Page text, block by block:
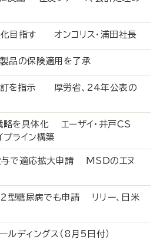
目指す オンコリス・浦田社長
製品の保険適用を了承
訂を指示 厚労省、24年公表の
略を具体化 エーザイ・井戸CS
プライン構築
与で適応拡大申請 MSDのエヌ
型糖尿病でも申請 リリー、日米
ールディングス（8月5日付）